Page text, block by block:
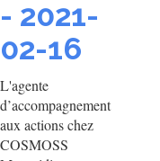
- 2021-
02-16
L'agente
d’accompagnement
aux actions chez
COSMOSS